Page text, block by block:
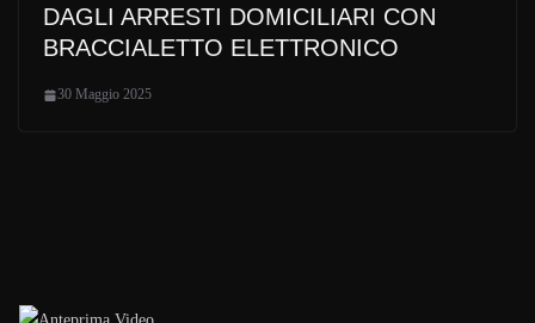
DAGLI ARRESTI DOMICILIARI CON
BRACCIALETTO ELETTRONICO
30 Maggio 2025